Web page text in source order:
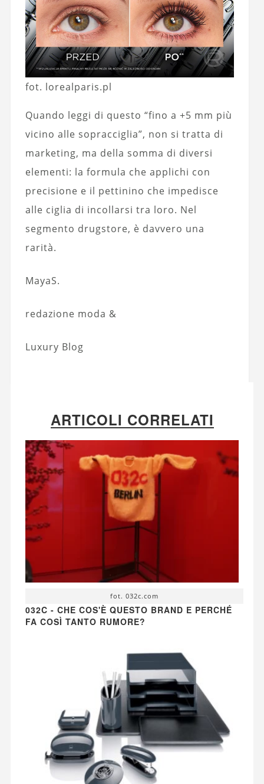
fot. lorealparis.pl
Quando leggi di questo “fino a +5 mm più
vicino alle sopracciglia”, non si tratta di
marketing, ma della somma di diversi
elementi: la formula che applichi con
precisione e il pettinino che impedisce
alle ciglia di incollarsi tra loro. Nel
segmento drugstore, è davvero una
rarità.
MayaS.
redazione moda &
Luxury Blog
ARTICOLI CORRELATI
fot. 032c.com
032C - CHE COS'È QUESTO BRAND E PERCHÉ
FA COSÌ TANTO RUMORE?